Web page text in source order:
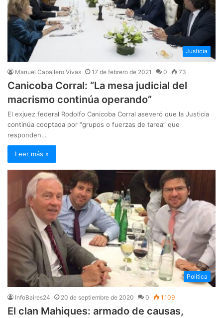
Justicia
Manuel Caballero Vivas 17 de febrero de 2021 0 73
Canicoba Corral: “La mesa judicial del
macrismo continúa operando”
El exjuez federal Rodolfo Canicoba Corral aseveró que la Justicia
continúa cooptada por “grupos o fuerzas de tarea” que
responden…
Leer más »
Política
InfoBaires24 20 de septiembre de 2020 0 1.109
El clan Mahiques: armado de causas,